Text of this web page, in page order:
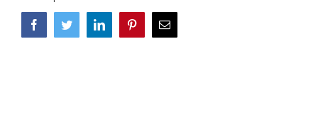
FacebookTwitterLinkedIn PinterestCorreo
electrónico